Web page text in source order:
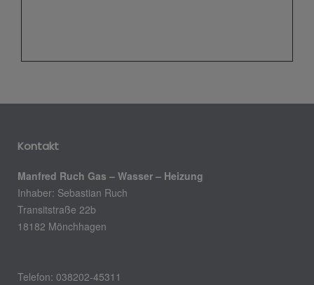
Kontakt
Manfred Ruch Gas – Wasser – Heizung
Inhaber: Sebastian Ruch
Transitstraße 22b
18182 Mönchhagen
Telefon: 038202-45311